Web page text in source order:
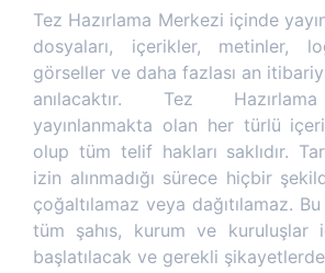
Tez Hazırlama Merkezi içinde
dosyaları, içerikler, metinler,
görseller ve daha fazlası an
anılacaktır. Tez
yayınlanmakta olan her türlü
olup tüm telif hakları saklıdır.
izin alınmadığı sürece hiçbir
çoğaltılamaz veya dağıtılamaz.
tüm şahıs, kurum ve kuruluşlar
başlatılacak ve gerekli